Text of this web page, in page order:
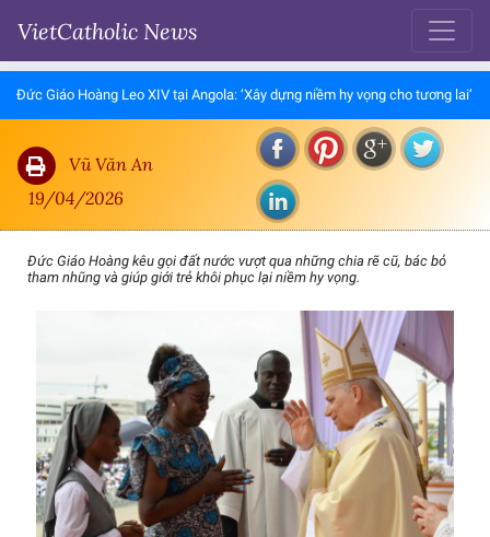
VietCatholic News
Đức Giáo Hoàng Leo XIV tại Angola: ‘Xây dựng niềm hy vọng cho tương lai’
Vũ Văn An
19/04/2026
Đức Giáo Hoàng kêu gọi đất nước vượt qua những chia rẽ cũ, bác bỏ
tham nhũng và giúp giới trẻ khôi phục lại niềm hy vọng.